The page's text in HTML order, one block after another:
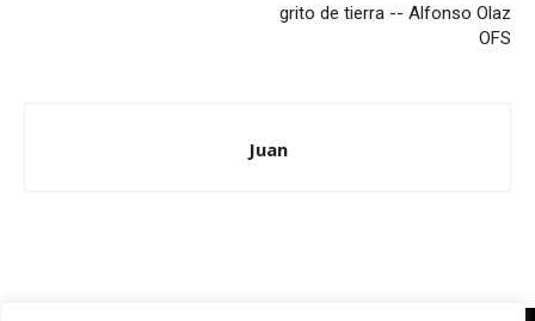
grito de tierra -- Alfonso Olaz
OFS
Juan